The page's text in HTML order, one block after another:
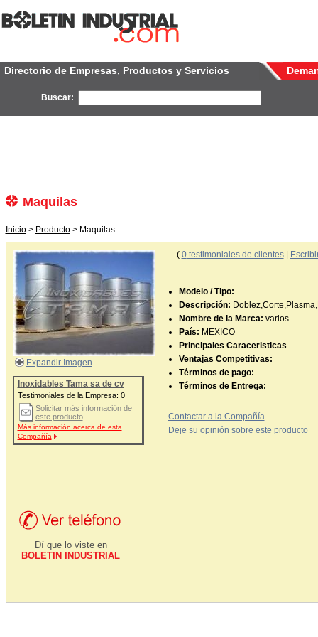
Directorio de Empresas, Productos y Servicios
Buscar:
Maquilas
Inicio> Producto> Maquilas
Expandir Imagen
Inoxidables Tama sa de cv
Testimoniales de la Empresa: 0
Solicitar más información de
este producto
Más información acerca de esta
Compañía
Dí que lo viste en
BOLETIN INDUSTRIAL
( 0testimoniales de clientes|
Modelo / Tipo:
Descripción:
Nombre de la Marca: varios
País: MEXICO
Principales Caraceristicas
Ventajas Competitivas:
Términos de pago:
Términos de Entrega:
Contactar a la Compañía
Deje su opinión sobre este producto